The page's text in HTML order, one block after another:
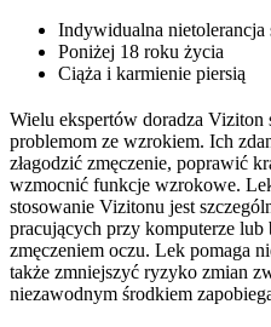
Indywidualna nietolerancja
Poniżej 18 roku życia
Ciąża i karmienie piersią
Wielu ekspertów doradza Viziton
problemom ze wzrokiem. Ich
złagodzić zmęczenie, poprawić
wzmocnić funkcje wzrokowe.
stosowanie Vizitonu jest
pracujących przy komputerze lub
zmęczeniem oczu. Lek pomaga
także zmniejszyć ryzyko zmian
niezawodnym środkiem